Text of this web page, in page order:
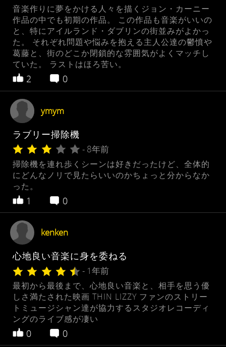
音楽作りに夢をかける人々を描くジョン・カーニー
作品の中でも初期の作品。 この作品も音楽がいいの
と、特にアイルランド・ダブリンの街並みがよかっ
た。 それぞれ問題や悩みを抱える主人公達の鬱憤や
葛藤と、街のどこか閉鎖的な雰囲気がよくマッチし
ていた。 ラストはほろ苦い。
2 0
ymym
ラブリー掃除機
- 8年前
掃除機を連れ歩くシーンは好きだったけど、全体的
にどんなノリで見たらいいのかちょっと分からなか
った。
1 0
kenken
心地良い音楽に身を委ねる
- 1年前
最初から最後まで、心地良い音楽と、相手を思う優
しさ満たされた映画 THIN LIZZY ファンのストリー
トミュージシャン達が協力するスタジオレコーディ
ングのライブ感が凄い
0 0